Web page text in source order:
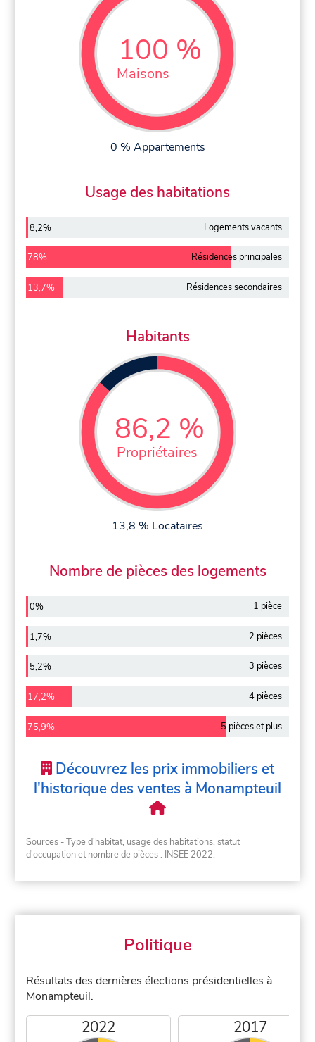
100 %
Maisons
0 % Appartements
Usage des habitations
8,2% Logements vacants
78% Résidences principales
13,7% Résidences secondaires
Habitants
86,2 %
Propriétaires
13,8 % Locataires
Nombre de pièces des logements
0% 1 pièce
1,7% 2 pièces
5,2% 3 pièces
17,2% 4 pièces
75,9% 5 pièces et plus
Découvrez les prix immobiliers et
l'historique des ventes à Monampteuil
Sources - Type d'habitat, usage des habitations, statut
d'occupation et nombre de pièces : INSEE 2022.
Politique
Résultats des dernières élections présidentielles à
Monampteuil.
2022 2017